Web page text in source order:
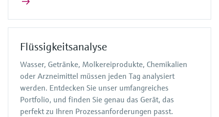
Flüssigkeitsanalyse
Wasser, Getränke, Molkereiprodukte, Chemikalien
oder Arzneimittel müssen jeden Tag analysiert
werden. Entdecken Sie unser umfangreiches
Portfolio, und finden Sie genau das Gerät, das
perfekt zu Ihren Prozessanforderungen passt.